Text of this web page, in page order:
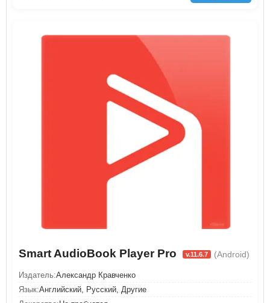
Smart AudioBook Player Pro v.11.6.7 (Android)
Издатель:Александр Кравченко
Язык:Английский, Русский, Другие